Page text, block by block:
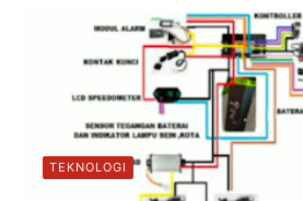
TEKNOLOGI